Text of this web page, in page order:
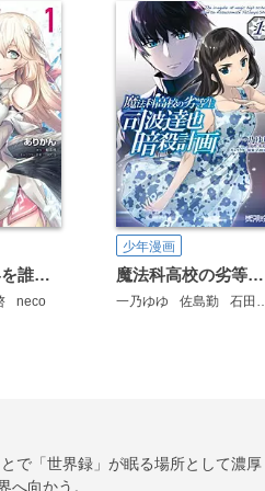
なぜ僕の世界を誰も覚えていないのか？
neco
少年漫画
魔法科高校の劣等生 司波達也暗殺計画
一乃ゆゆ 佐島勤 石田可奈
で「世界録」が眠る場所として濃厚
へ向かう。